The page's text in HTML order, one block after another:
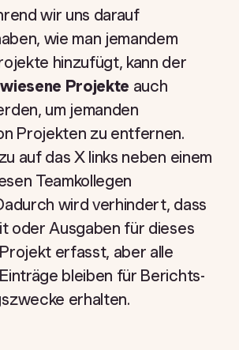
wir uns darauf
wie man jemandem
hinzufügt, kann der
Projekte auch
um jemanden
Projekten zu entfernen.
auf das X links neben einem
Teamkollegen
wird verhindert, dass
oder Ausgaben für dieses
erfasst, aber alle
bleiben für Berichts-
erhalten.